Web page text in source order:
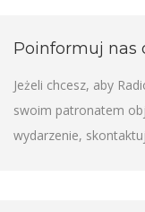
Poinformuj nas
Jeżeli chcesz, aby
swoim patronatem
wydarzenie,